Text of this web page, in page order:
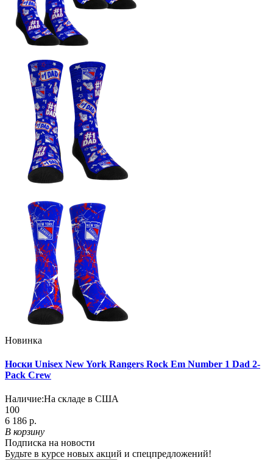
Новинка
Носки Unisex New York Rangers Rock Em Number 1 Dad 2-
Pack Crew
Наличие:На складе в США
100
6 186 р.
В корзину
Подписка на новости
Будьте в курсе новых акций и спецпредложений!